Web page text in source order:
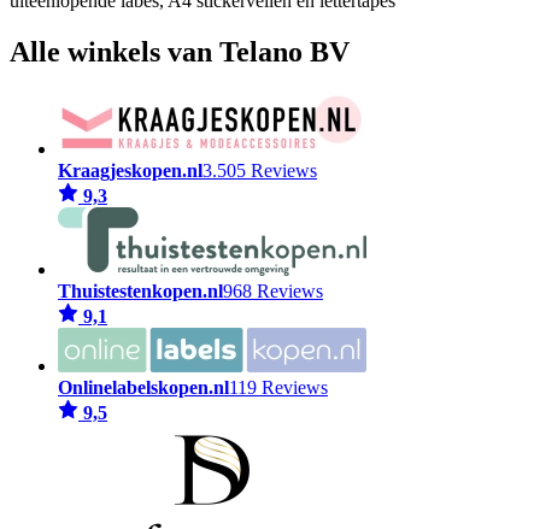
Alle winkels van Telano BV
Kraagjeskopen.nl3.505 Reviews
9,3
Thuistestenkopen.nl968 Reviews
9,1
Onlinelabelskopen.nl119 Reviews
9,5